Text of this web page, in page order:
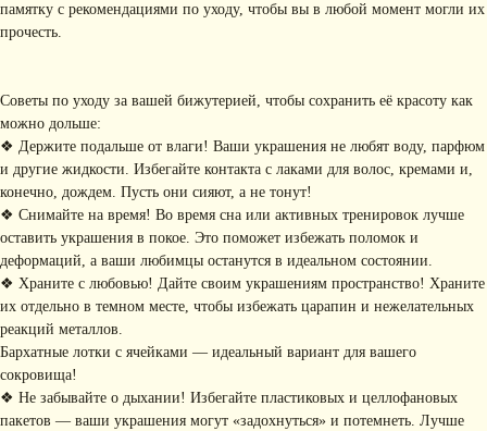
памятку с рекомендациями по уходу, чтобы вы в любой момент могли их
прочесть.
Советы по уходу за вашей бижутерией, чтобы сохранить её красоту как
можно дольше:
❖ Держите подальше от влаги! Ваши украшения не любят воду, парфюм
и другие жидкости. Избегайте контакта с лаками для волос, кремами и,
конечно, дождем. Пусть они сияют, а не тонут!
❖ Снимайте на время! Во время сна или активных тренировок лучше
оставить украшения в покое. Это поможет избежать поломок и
деформаций, а ваши любимцы останутся в идеальном состоянии.
❖ Храните с любовью! Дайте своим украшениям пространство! Храните
их отдельно в темном месте, чтобы избежать царапин и нежелательных
реакций металлов.
Бархатные лотки с ячейками — идеальный вариант для вашего
сокровища!
❖ Не забывайте о дыхании! Избегайте пластиковых и целлофановых
пакетов — ваши украшения могут «задохнуться» и потемнеть. Лучше
ПОДПИШИТЕСЬ НА
РАССЫЛКУ
• Обмен и возврат
• Доставка и оплата
• Рекомендации
по уходу
• Новости
• Упаковка
• Об IDARI
• Главная
• Каталог
idari.brand@mail.ru
+ 7 (916) 958-00-78
КОНТАКТЫ
Рассказываем о новых
коллекциях, акциях и трендах
РАЗДЕЛЫ ИНТЕРНЕТ-
МАГАЗИНА